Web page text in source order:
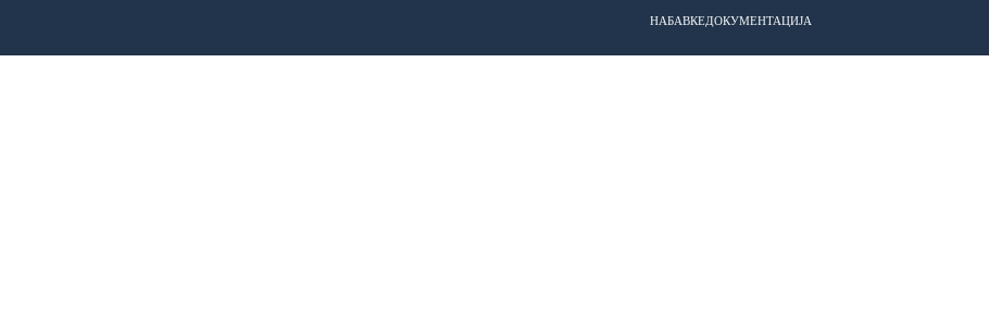
НАБАВКЕДОКУМЕНТАЦИЈА